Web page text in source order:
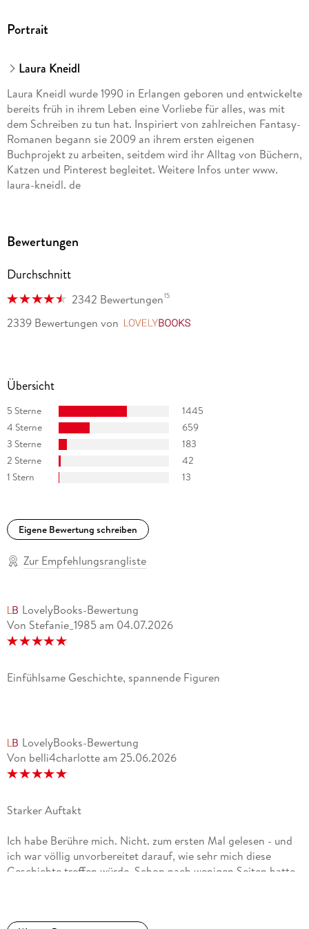
Portrait
Laura Kneidl
Laura Kneidl wurde 1990 in Erlangen geboren und entwickelte
bereits früh in ihrem Leben eine Vorliebe für alles, was mit
dem Schreiben zu tun hat. Inspiriert von zahlreichen Fantasy-
Romanen begann sie 2009 an ihrem ersten eigenen
Buchprojekt zu arbeiten, seitdem wird ihr Alltag von Büchern,
Katzen und Pinterest begleitet. Weitere Infos unter www.
laura-kneidl. de
Bewertungen
Durchschnitt
2342 Bewertungen15
2339 Bewertungen von
Übersicht
5 Sterne
1445
4 Sterne
659
3 Sterne
183
2 Sterne
42
1 Stern
13
Eigene Bewertung schreiben
Zur Empfehlungsrangliste
LovelyBooks-Bewertung
Von Stefanie_1985 am 04.07.2026
Einfühlsame Geschichte, spannende Figuren
LovelyBooks-Bewertung
Von belli4charlotte am 25.06.2026
Starker Auftakt
Ich habe Berühre mich. Nicht. zum ersten Mal gelesen - und
ich war völlig unvorbereitet darauf, wie sehr mich diese
Geschichte treffen würde. Schon nach wenigen Seiten hatte